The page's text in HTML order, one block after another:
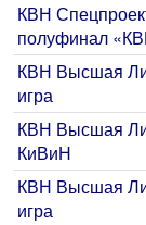
КВН
полуфинал
КВН Высшая
игра
КВН Высшая
КиВиН
КВН Высшая
игра